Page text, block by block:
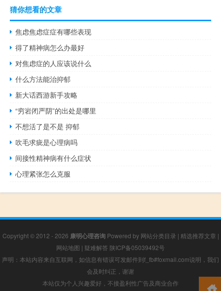
猜你想看的文章
焦虑焦虑症症有哪些表现
得了精神病怎么办最好
对焦虑症的人应该说什么
什么方法能治抑郁
新大话西游新手攻略
“穷岩闭严阴”的出处是哪里
不想活了是不是 抑郁
吹毛求疵是心理病吗
间接性精神病有什么症状
心理紧张怎么克服
Copyright © 2012 - 2026 康明心理咨询Powered by 网站分类目录 | 精选推荐文章 |
网站地图 | 疑难解答 陕ICP备05039492号
声明：本站内容来自互联网，如信息有错误可发邮件到f_fb#foxmail.com说明，我们
会及时纠正，谢谢
本站仅为个人兴趣爱好，不接盈利性广告及商业合作